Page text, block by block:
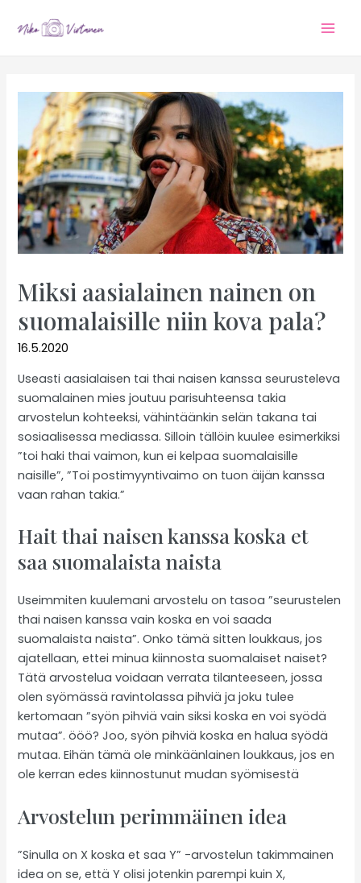
Miksi aasialainen nainen on
suomalaisille niin kova pala?
16.5.2020
Useasti aasialaisen tai thai naisen kanssa seurusteleva
suomalainen mies joutuu parisuhteensa takia
arvostelun kohteeksi, vähintäänkin selän takana tai
sosiaalisessa mediassa. Silloin tällöin kuulee esimerkiksi
”toi haki thai vaimon, kun ei kelpaa suomalaisille
naisille”, ”Toi postimyyntivaimo on tuon äijän kanssa
vaan rahan takia.”
Hait thai naisen kanssa koska et
saa suomalaista naista
Useimmiten kuulemani arvostelu on tasoa ”seurustelen
thai naisen kanssa vain koska en voi saada
suomalaista naista”. Onko tämä sitten loukkaus, jos
ajatellaan, ettei minua kiinnosta suomalaiset naiset?
Tätä arvostelua voidaan verrata tilanteeseen, jossa
olen syömässä ravintolassa pihviä ja joku tulee
kertomaan ”syön pihviä vain siksi koska en voi syödä
mutaa”. ööö? Joo, syön pihviä koska en halua syödä
mutaa. Eihän tämä ole minkäänlainen loukkaus, jos en
ole kerran edes kiinnostunut mudan syömisestä
Arvostelun perimmäinen idea
”Sinulla on X koska et saa Y” -arvostelun takimmainen
idea on se, että Y olisi jotenkin parempi kuin X,